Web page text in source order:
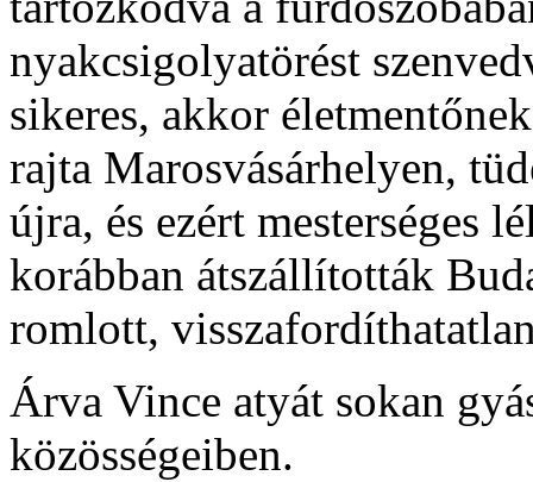
nyakcsigolyatörést
sikeres, akkor
rajta Marosvásárhelyen,
újra, és ezért mesterséges
korábban átszállították
romlott,
Árva Vince atyát sokan
közösségeiben.